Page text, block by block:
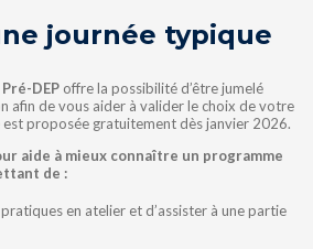
journée typique
DEPoffre la possibilité d’être jumelé
afin de vous aider à valider le choix de votre
est proposée gratuitement dès janvier 2026.
aide à mieux connaître un programme
de :
en atelier et d’assister à une partie